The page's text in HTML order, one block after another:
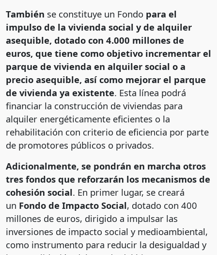
También se constituye un Fondo para el
impulso de la vivienda social y de alquiler
asequible, dotado con 4.000 millones de
euros, que tiene como objetivo incrementar el
parque de vivienda en alquiler social o a
precio asequible, así como mejorar el parque
de vivienda ya existente. Esta línea podrá
financiar la construcción de viviendas para
alquiler energéticamente eficientes o la
rehabilitación con criterio de eficiencia por parte
de promotores públicos o privados.
Adicionalmente, se pondrán en marcha otros
tres fondos que reforzarán los mecanismos de
cohesión social. En primer lugar, se creará
un Fondo de Impacto Social, dotado con 400
millones de euros, dirigido a impulsar las
inversiones de impacto social y medioambiental,
como instrumento para reducir la desigualdad y